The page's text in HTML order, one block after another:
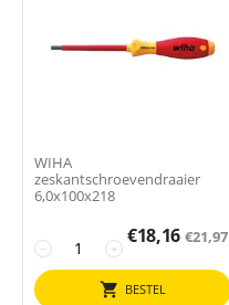
WIHA
zeskantschroevendraaier
6,0x100x218
+
−
€18,16 €21,97
BESTEL